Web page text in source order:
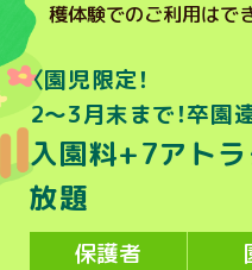
穫体験でのご利用はで
〈園児限定！
2～3月末まで！卒園
入園料+7アト
放題
保護者